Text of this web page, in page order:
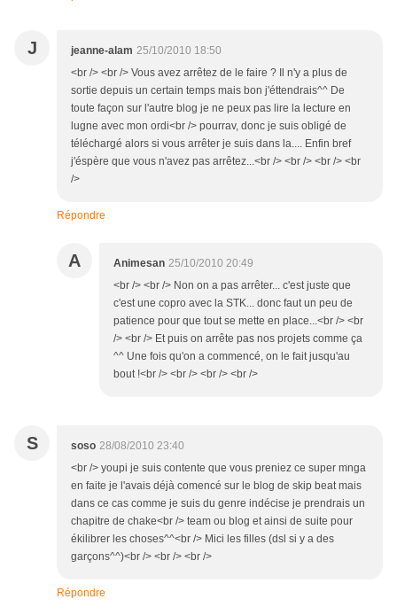
J jeanne-alam 25/10/2010 18:50
<br /> <br /> Vous avez arrêtez de le faire ? Il n'y a plus de
sortie depuis un certain temps mais bon j'éttendrais^^ De
toute façon sur l'autre blog je ne peux pas lire la lecture en
lugne avec mon ordi<br /> pourrav, donc je suis obligé de
téléchargé alors si vous arrêter je suis dans la.... Enfin bref
j'éspère que vous n'avez pas arrêtez...<br /> <br /> <br /> <br
/>
Répondre
A Animesan 25/10/2010 20:49
<br /> <br /> Non on a pas arrêter... c'est juste que
c'est une copro avec la STK... donc faut un peu de
patience pour que tout se mette en place...<br /> <br
/> <br /> Et puis on arrête pas nos projets comme ça
^^ Une fois qu'on a commencé, on le fait jusqu'au
bout !<br /> <br /> <br /> <br />
S soso 28/08/2010 23:40
<br /> youpi je suis contente que vous preniez ce super mnga
en faite je l'avais déjà comencé sur le blog de skip beat mais
dans ce cas comme je suis du genre indécise je prendrais un
chapitre de chake<br /> team ou blog et ainsi de suite pour
ékilibrer les choses^^<br /> Mici les filles (dsl si y a des
garçons^^)<br /> <br /> <br />
Répondre